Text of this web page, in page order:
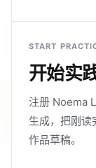
START
开始实
注册 Noema
生成，把刚读
作品草稿。